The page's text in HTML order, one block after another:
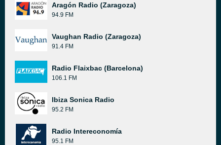
Aragón Radio (Zaragoza)
94.9 FM
Vaughan Radio (Zaragoza)
91.4 FM
Radio Flaixbac (Barcelona)
106.1 FM
Ibiza Sonica Radio
95.2 FM
Radio Intereconomía
95.1 FM